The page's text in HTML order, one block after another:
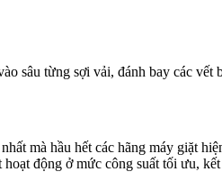
từng sợi vải, đánh bay các vết
mà hầu hết các hãng máy giặt
động ở mức công suất tối ưu,